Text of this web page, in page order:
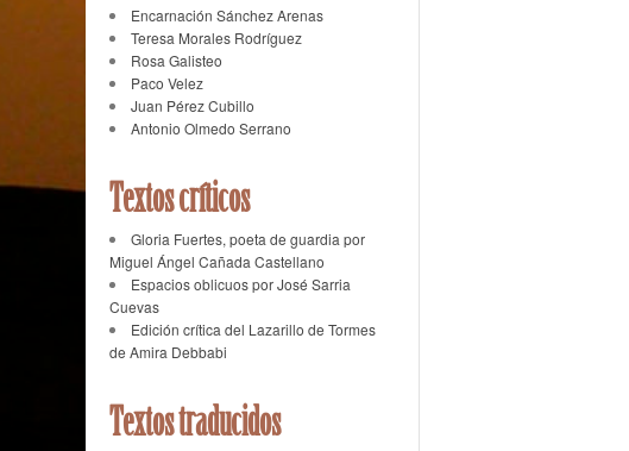
Encarnación Sánchez Arenas
Teresa Morales Rodríguez
Rosa Galisteo
Paco Velez
Juan Pérez Cubillo
Antonio Olmedo Serrano
Textos críticos
Gloria Fuertes, poeta de guardia por
Miguel Ángel Cañada Castellano
Espacios oblicuos por José Sarria
Cuevas
Edición crítica del Lazarillo de Tormes
de Amira Debbabi
Textos traducidos